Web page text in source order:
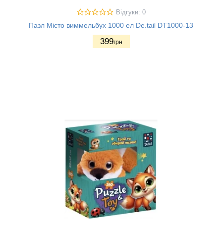
Відгуки: 0
Пазл Місто виммельбух 1000 ел De.tail DT1000-13
399грн